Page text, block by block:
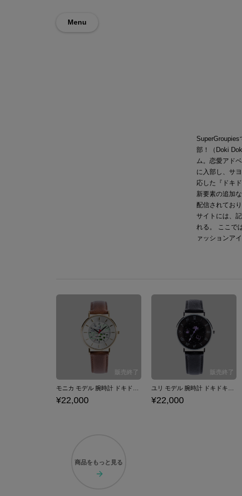
Menu
部！（Doki
ム。恋愛アド
に入部し、サ
応した『ドキ
新要素の追加
配信されてお
サイトには、
れる。 ここで
ァッションア
モニカ モデル 腕時計 ドキドキ文芸部！
¥22,000
ユリ モデル 腕時計 ドキドキ文芸部！
¥22,000
商品を もっと見る